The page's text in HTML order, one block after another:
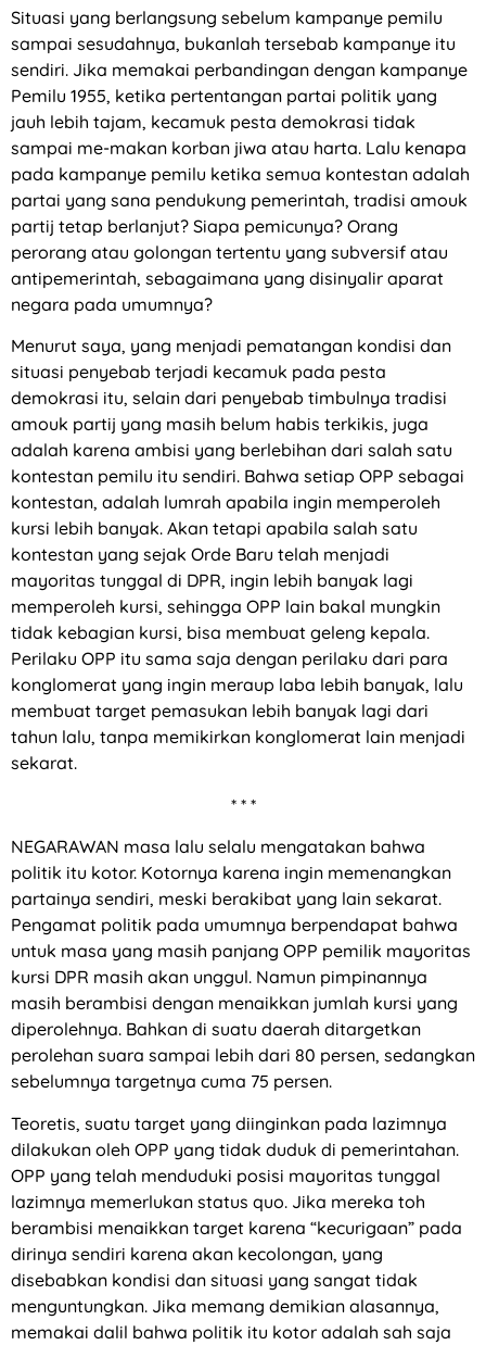
Situasi yang berlangsung sebelum kampanye pemilu
sampai sesudahnya, bukanlah tersebab kampanye itu
sendiri. Jika memakai perbandingan dengan kampanye
Pemilu 1955, ketika pertentangan partai politik yang
jauh lebih tajam, kecamuk pesta demokrasi tidak
sampai me-makan korban jiwa atau harta. Lalu kenapa
pada kampanye pemilu ketika semua kontestan adalah
partai yang sana pendukung pemerintah, tradisi amouk
partij tetap berlanjut? Siapa pemicunya? Orang
perorang atau golongan tertentu yang subversif atau
antipemerintah, sebagaimana yang disinyalir aparat
negara pada umumnya?
Menurut saya, yang menjadi pematangan kondisi dan
situasi penyebab terjadi kecamuk pada pesta
demokrasi itu, selain dari penyebab timbulnya tradisi
amouk partij yang masih belum habis terkikis, juga
adalah karena ambisi yang berlebihan dari salah satu
kontestan pemilu itu sendiri. Bahwa setiap OPP sebagai
kontestan, adalah lumrah apabila ingin memperoleh
kursi lebih banyak. Akan tetapi apabila salah satu
kontestan yang sejak Orde Baru telah menjadi
mayoritas tunggal di DPR, ingin lebih banyak lagi
memperoleh kursi, sehingga OPP lain bakal mungkin
tidak kebagian kursi, bisa membuat geleng kepala.
Perilaku OPP itu sama saja dengan perilaku dari para
konglomerat yang ingin meraup laba lebih banyak, lalu
membuat target pemasukan lebih banyak lagi dari
tahun lalu, tanpa memikirkan konglomerat lain menjadi
sekarat.
* * *
NEGARAWAN masa lalu selalu mengatakan bahwa
politik itu kotor. Kotornya karena ingin memenangkan
partainya sendiri, meski berakibat yang lain sekarat.
Pengamat politik pada umumnya berpendapat bahwa
untuk masa yang masih panjang OPP pemilik mayoritas
kursi DPR masih akan unggul. Namun pimpinannya
masih berambisi dengan menaikkan jumlah kursi yang
diperolehnya. Bahkan di suatu daerah ditargetkan
perolehan suara sampai lebih dari 80 persen, sedangkan
sebelumnya targetnya cuma 75 persen.
Teoretis, suatu target yang diinginkan pada lazimnya
dilakukan oleh OPP yang tidak duduk di pemerintahan.
OPP yang telah menduduki posisi mayoritas tunggal
lazimnya memerlukan status quo. Jika mereka toh
berambisi menaikkan target karena “kecurigaan” pada
dirinya sendiri karena akan kecolongan, yang
disebabkan kondisi dan situasi yang sangat tidak
menguntungkan. Jika memang demikian alasannya,
memakai dalil bahwa politik itu kotor adalah sah saja